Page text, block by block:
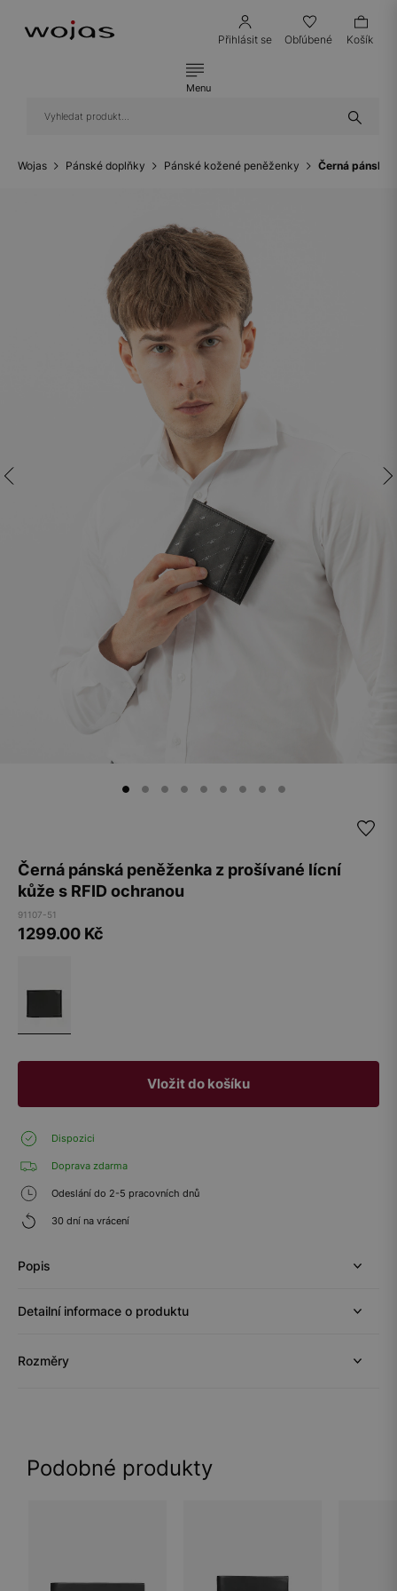
Přihlásit se Obľúbené Košík
Menu
Wojas Pánské doplňky Pánské kožené peněženky Černá pánská
Černá pánská peněženka z prošívané lícní
kůže s RFID ochranou
91107-51
1299.00 Kč
Vložit do košíku
Dispozici
Doprava zdarma
Odeslání do 2-5 pracovních dnů
30 dní na vrácení
Popis
Detailní informace o produktu
Rozměry
Podobné produkty